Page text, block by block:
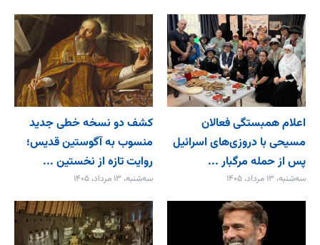
اعلام همبستگی فعالان
مسیحی با دروزی‌های اسرائیل
پس از حمله مرگبار ...
سه‌شنبه، ۱۳ مرداد، ۱۴۰۵
کشف دو نسخه خطی جدید
منسوب به آگوستین قدیس؛
روایت تازه از نخستین ...
سه‌شنبه، ۱۳ مرداد، ۱۴۰۵